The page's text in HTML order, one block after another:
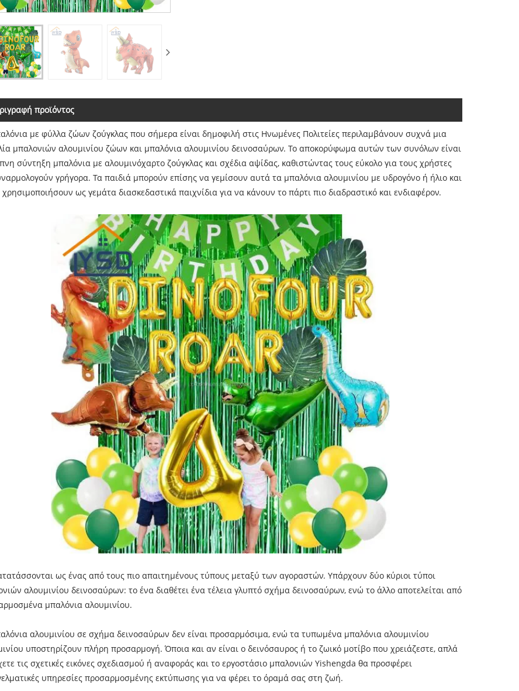
προϊόντος
με φύλλα ζώων ζούγκλας που σήμερα είναι δημοφιλή στις Ηνωμένες Πολιτείες περιλαμβάνουν συχνά μια
μπαλονιών αλουμινίου ζώων και μπαλόνια αλουμινίου δεινοσαύρων. Το αποκορύφωμα αυτών των συνόλων είναι
σύντηξη μπαλόνια με αλουμινόχαρτο ζούγκλας και σχέδια αψίδας, καθιστώντας τους εύκολο για τους χρήστες
γρήγορα. Τα παιδιά μπορούν επίσης να γεμίσουν αυτά τα μπαλόνια αλουμινίου με υδρογόνο ή ήλιο και
ως γεμάτα διασκεδαστικά παιχνίδια για να κάνουν το πάρτι πιο διαδραστικό και ενδιαφέρον.
ως ένας από τους πιο απαιτημένους τύπους μεταξύ των αγοραστών. Υπάρχουν δύο κύριοι τύποι
αλουμινίου δεινοσαύρων: το ένα διαθέτει ένα τέλεια γλυπτό σχήμα δεινοσαύρων, ενώ το άλλο αποτελείται από
μπαλόνια αλουμινίου.
αλουμινίου σε σχήμα δεινοσαύρων δεν είναι προσαρμόσιμα, ενώ τα τυπωμένα μπαλόνια αλουμινίου
υποστηρίζουν πλήρη προσαρμογή. Όποια και αν είναι ο δεινόσαυρος ή το ζωικό μοτίβο που χρειάζεστε, απλά
τις σχετικές εικόνες σχεδιασμού ή αναφοράς και το εργοστάσιο μπαλονιών Yishengda θα προσφέρει
υπηρεσίες προσαρμοσμένης εκτύπωσης για να φέρει το όραμά σας στη ζωή.